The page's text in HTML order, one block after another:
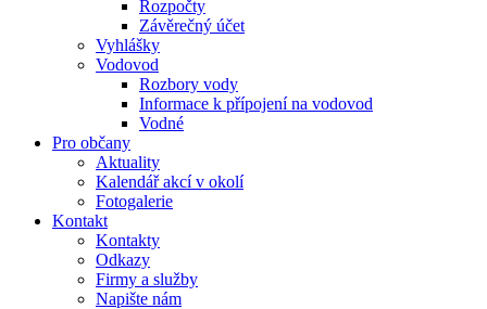
Rozpočty
Závěrečný účet
Vyhlášky
Vodovod
Rozbory vody
Informace k přípojení na vodovod
Vodné
Pro občany
Aktuality
Kalendář akcí v okolí
Fotogalerie
Kontakt
Kontakty
Odkazy
Firmy a služby
Napište nám